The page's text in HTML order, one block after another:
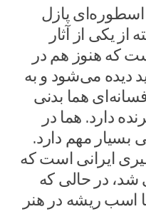
پازل
یکی از آثار
که هنوز هم در
دیده می‌شود و به
هما بدنی
دارد. هما در
بسیار مهم دارد.
ایرانی است که
در حالی که
اسب ریشه در هنر